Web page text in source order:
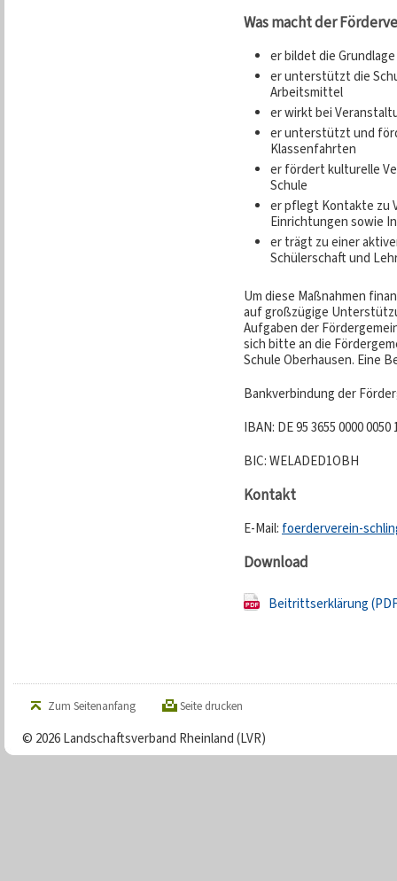
Was macht der
er bildet die
er unterstützt die
Arbeitsmittel
er wirkt bei
er unterstützt und
Klassenfahrten
er fördert kulturelle
Schule
er pflegt Kontakte zu
Einrichtungen sowie
er trägt zu einer
Schülerschaft und
Um diese Maßnahmen
auf großzügige
Aufgaben der
sich bitte an die
Schule Oberhausen. Eine
Bankverbindung der
IBAN: DE 95 3655 0000 0050
BIC: WELADED1OBH
Kontakt
E-Mail: foerderverein-
Download
Beitrittserklärung
Zum Seitenanfang Seite drucken
© 2026 Landschaftsverband Rheinland (LVR)